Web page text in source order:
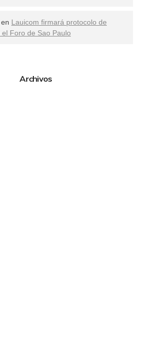
en Lauicom firmará protocolo de
Foro de Sao Paulo
Archivos